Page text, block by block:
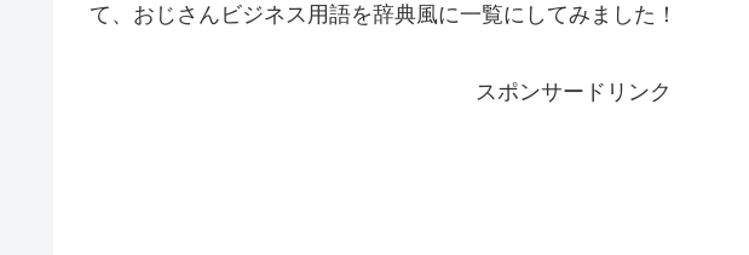
て、おじさんビジネス用語を辞典風に一覧にしてみました！
スポンサードリンク